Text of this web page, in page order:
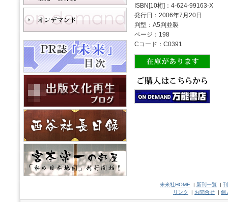
ISBN[10桁]：4-624-99163-X
発行日：2006年7月20日
判型：A5判並製
ページ：198
Cコード：C0391
未來社HOME | 新刊一覧 |
リンク
| お問合せ | 個